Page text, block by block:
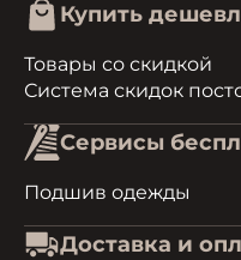
Купить
Товары со скидкой
Система скидок
Сервисы
Подшив одежды
Доставка и